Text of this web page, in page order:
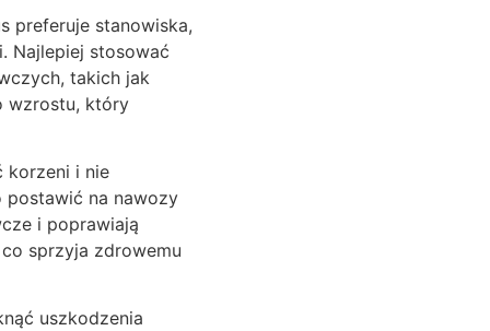
preferuje stanowiska,
Najlepiej stosować
takich jak
wzrostu, który
korzeni i nie
postawić na nawozy
i poprawiają
sprzyja zdrowemu
uszkodzenia